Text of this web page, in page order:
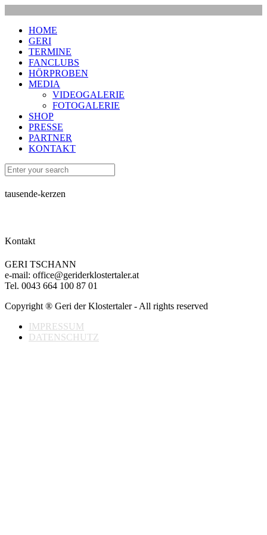
HOME
GERI
TERMINE
FANCLUBS
HÖRPROBEN
MEDIA
VIDEOGALERIE
FOTOGALERIE
SHOP
PRESSE
PARTNER
KONTAKT
tausende-kerzen
Kontakt
GERI TSCHANN
e-mail: office@geriderklostertaler.at
Tel. 0043 664 100 87 01
Copyright ® Geri der Klostertaler - All rights reserved
IMPRESSUM
DATENSCHUTZ